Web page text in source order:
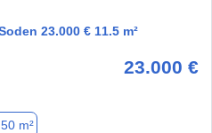
23.000 € 11.5 m²
23.000 €
m²